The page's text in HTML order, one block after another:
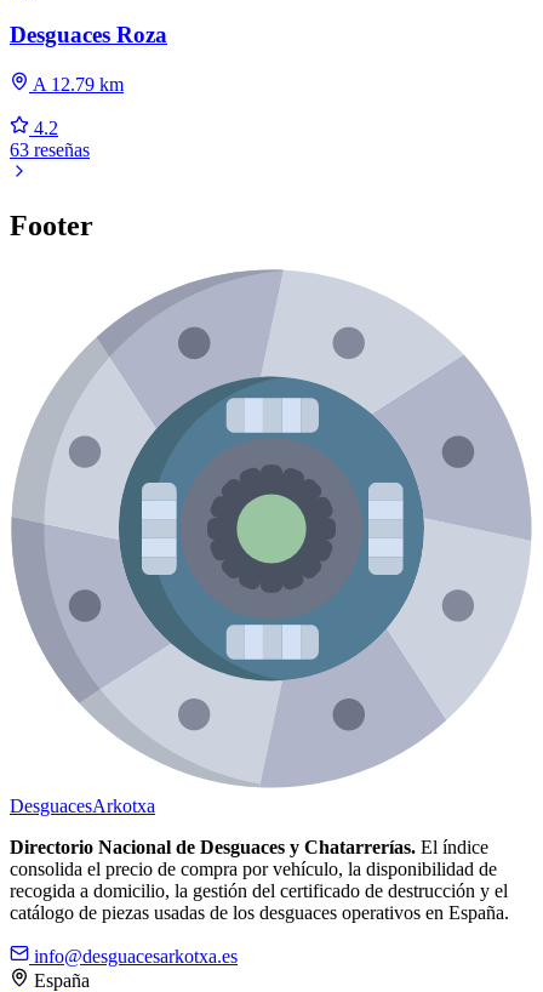
Desguaces Roza
A 12.79 km
4.2
63 reseñas
Footer
DesguacesArkotxa
Directorio Nacional de Desguaces y Chatarrerías. El índice
consolida el precio de compra por vehículo, la disponibilidad de
recogida a domicilio, la gestión del certificado de destrucción y el
catálogo de piezas usadas de los desguaces operativos en España.
info@desguacesarkotxa.es
España